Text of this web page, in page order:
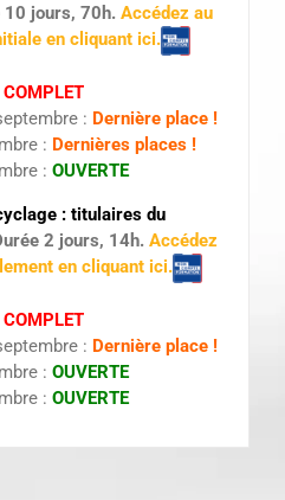
10 jours, 70h. Accédez au
en cliquant ici.
COMPLET
: Dernière place !
: Dernières places !
: OUVERTE
: titulaires du
2 jours, 14h. Accédez
en cliquant ici.
COMPLET
: Dernière place !
: OUVERTE
: OUVERTE